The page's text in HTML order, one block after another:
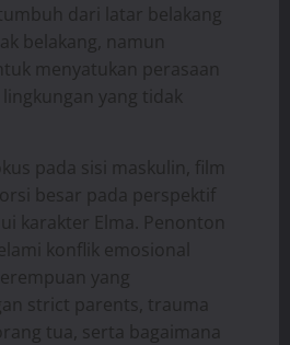
dari latar belakang
belakang, namun
menyatukan perasaan
yang tidak
pada sisi maskulin, film
besar pada perspektif
karakter Elma. Penonton
konflik emosional
yang
strict parents, trauma
tua, serta bagaimana